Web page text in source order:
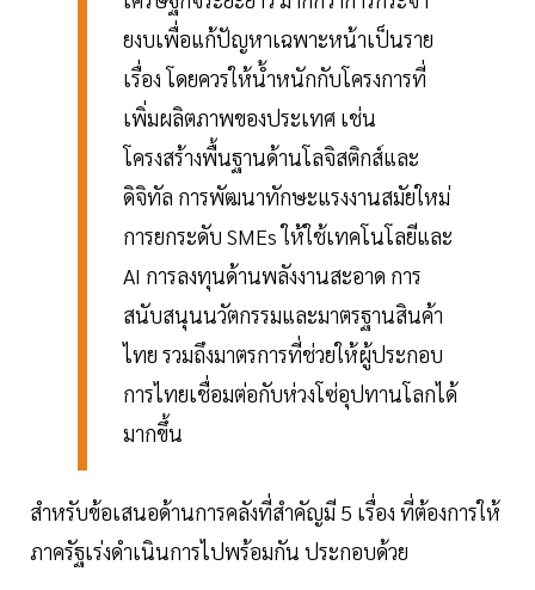
ยงบเพื่อแก้ปัญหาเฉพาะหน้าเป็นราย
เรื่อง โดยควรให้น้ำหนักกับโครงการที่
เพิ่มผลิตภาพของประเทศ เช่น
โครงสร้างพื้นฐานด้านโลจิสติกส์และ
ดิจิทัล การพัฒนาทักษะแรงงานสมัยใหม่
การยกระดับ SMEs ให้ใช้เทคโนโลยีและ
AI การลงทุนด้านพลังงานสะอาด การ
สนับสนุนนวัตกรรมและมาตรฐานสินค้า
ไทย รวมถึงมาตรการที่ช่วยให้ผู้ประกอบ
การไทยเชื่อมต่อกับห่วงโซ่อุปทานโลกได้
มากขึ้น
สำหรับข้อเสนอด้านการคลังที่สำคัญมี 5 เรื่อง ที่ต้องการให้
ภาครัฐเร่งดำเนินการไปพร้อมกัน ประกอบด้วย